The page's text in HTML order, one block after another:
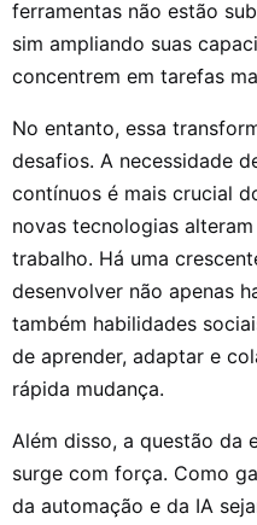
ferramentas não estão
sim ampliando suas
concentrem em tarefas
No entanto, essa
desafios. A necessidade
contínuos é mais crucial
novas tecnologias
trabalho. Há uma
desenvolver não apenas
também habilidades
de aprender, adaptar e
rápida mudança.
Além disso, a questão da
surge com força. Como
da automação e da IA